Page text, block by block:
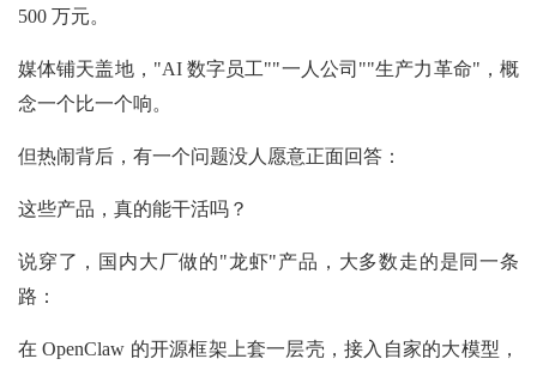
500 万元。
媒体铺天盖地，"AI 数字员工""一人公司""生产力革命"，概
念一个比一个响。
但热闹背后，有一个问题没人愿意正面回答：
这些产品，真的能干活吗？
说穿了，国内大厂做的"龙虾"产品，大多数走的是同一条
路：
在 OpenClaw 的开源框架上套一层壳，接入自家的大模型，